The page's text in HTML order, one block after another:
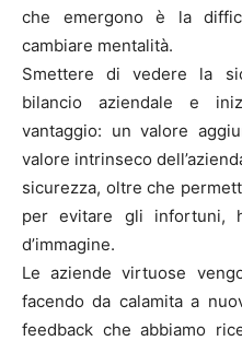
che emergono è la
cambiare mentalità.
Smettere di vedere la
bilancio aziendale e
vantaggio: un valore
valore intrinseco
sicurezza, oltre che
per evitare gli infortuni,
d’immagine.
Le aziende virtuose
facendo da calamita a
feedback che abbiamo